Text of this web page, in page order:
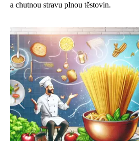
a chutnou stravu plnou těstovin.